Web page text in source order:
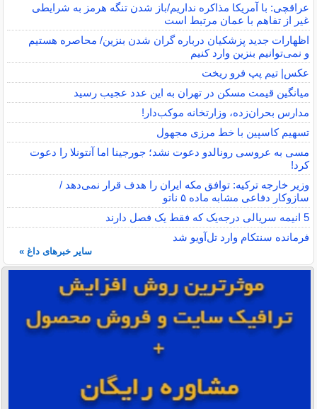
عراقچی: با آمریکا مذاکره نداریم/باز شدن تنگه هرمز به شرایطی
غیر از تفاهم با عمان مرتبط است
اظهارات جدید پزشکیان درباره گران شدن بنزین/ محاصره هستیم
و نمی‌توانیم بنزین وارد کنیم
عکس| تیم پپ فرو ریخت
میانگین قیمت مسکن در تهران به این عدد عجیب رسید
مدارس بحران‌زده، وزارتخانه موکب‌دار!
تسهیم کاسپین با خط مرزی مجهول
مسی به عروسی رونالدو دعوت نشد؛ جورجینا اما آنتونلا را دعوت
کرد!
وزیر خارجه ترکیه: توافق مکه ایران را هدف قرار نمی‌دهد /
سازوکار دفاعی مشابه ماده ۵ ناتو
5 انیمه سریالی درجه‌یک که فقط یک فصل دارند
فرمانده سنتکام وارد تل‌آویو شد
سایر خبرهای داغ »